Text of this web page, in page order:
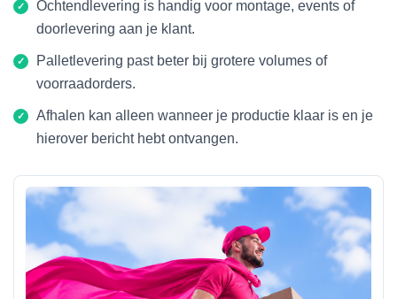
Ochtendlevering is handig voor montage, events of
doorlevering aan je klant.
Palletlevering past beter bij grotere volumes of
voorraadorders.
Afhalen kan alleen wanneer je productie klaar is en je
hierover bericht hebt ontvangen.